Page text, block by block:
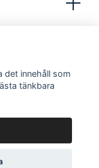
det innehåll som
tänkbara